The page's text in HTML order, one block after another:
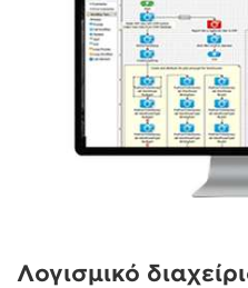
Λογισμικό